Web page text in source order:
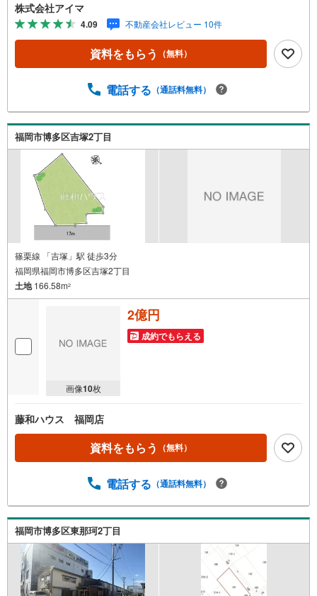
株式会社アイマ
4.09 不動産会社レビュー 10件
資料をもらう （無料）
電話する （通話料無料）
福岡市博多区吉塚2丁目
篠栗線 「吉塚」駅 徒歩3分
福岡県福岡市博多区吉塚2丁目
土地166.58m2
画像10枚
2億円
成約でもらえる
藤和ハウス 福岡店
資料をもらう （無料）
電話する （通話料無料）
福岡市博多区東那珂2丁目